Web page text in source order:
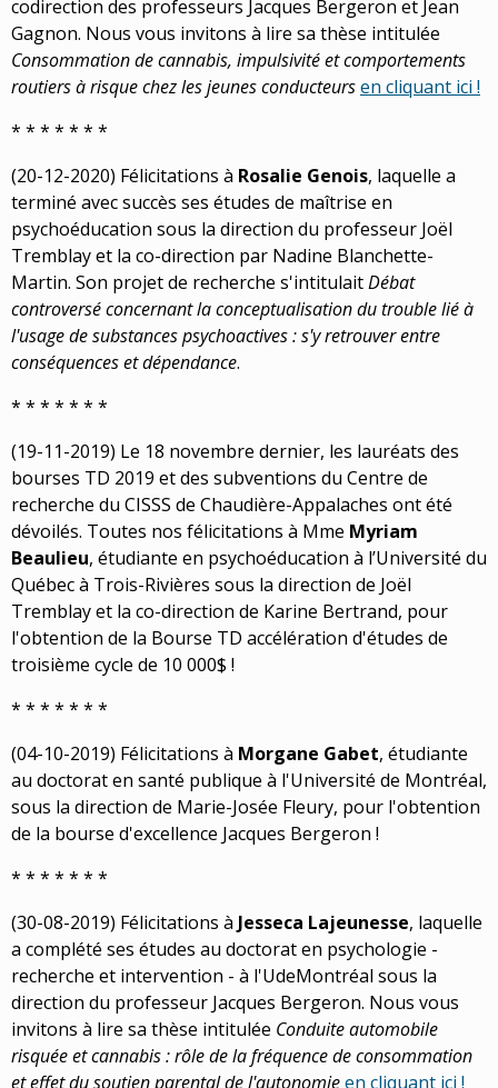
codirection des professeurs Jacques Bergeron et Jean
Gagnon. Nous vous invitons à lire sa thèse intitulée
Consommation de cannabis, impulsivité et comportements
routiers à risque chez les jeunes conducteursen cliquant ici !
* * * * * * *
(20-12-2020) Félicitations à Rosalie Genois, laquelle a
terminé avec succès ses études de maîtrise en
psychoéducation sous la direction du professeur Joël
Tremblay et la co-direction par Nadine Blanchette-
Martin. Son projet de recherche s'intitulaitDébat
controversé concernant la conceptualisation du trouble lié à
l'usage de substances psychoactives : s'y retrouver entre
conséquences et dépendance.
* * * * * * *
(19-11-2019) Le 18 novembre dernier, les lauréats des
bourses TD 2019 et des subventions du Centre de
recherche du CISSS de Chaudière-Appalaches ont été
dévoilés. Toutes nos félicitations à Mme Myriam
Beaulieu, étudiante en psychoéducation à l’Université du
Québec à Trois-Rivières sous la direction de Joël
Tremblay et la co-direction de Karine Bertrand, pour
l'obtention de la Bourse TD accélération d'études de
troisième cycle de 10 000$ !
* * * * * * *
(04-10-2019) Félicitations à Morgane Gabet, étudiante
au doctorat en santé publique à l'Université de Montréal,
sous la direction de Marie-Josée Fleury, pour l'obtention
de la bourse d'excellence Jacques Bergeron !
* * * * * * *
(30-08-2019) Félicitations à Jesseca Lajeunesse, laquelle
a complété ses études au doctorat en psychologie -
recherche et intervention - à l'UdeMontréal sous la
direction du professeur Jacques Bergeron. Nous vous
invitons à lire sa thèse intitulée Conduite automobile
risquée et cannabis : rôle de la fréquence de consommation
et effet du soutien parental de l'autonomieen cliquant ici !